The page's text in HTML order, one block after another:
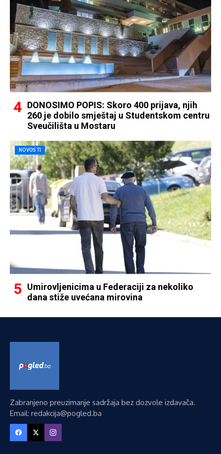
DONOSIMO POPIS: Skoro 400 prijava, njih
260 je dobilo smještaj u Studentskom centru
Sveučilišta u Mostaru
NOVOSTI
Umirovljenicima u Federaciji za nekoliko
dana stiže uvećana mirovina
Zabranjeno preuzimanje sadržaja bez dozvole izdavača.
Email: redakcija@pogled.ba